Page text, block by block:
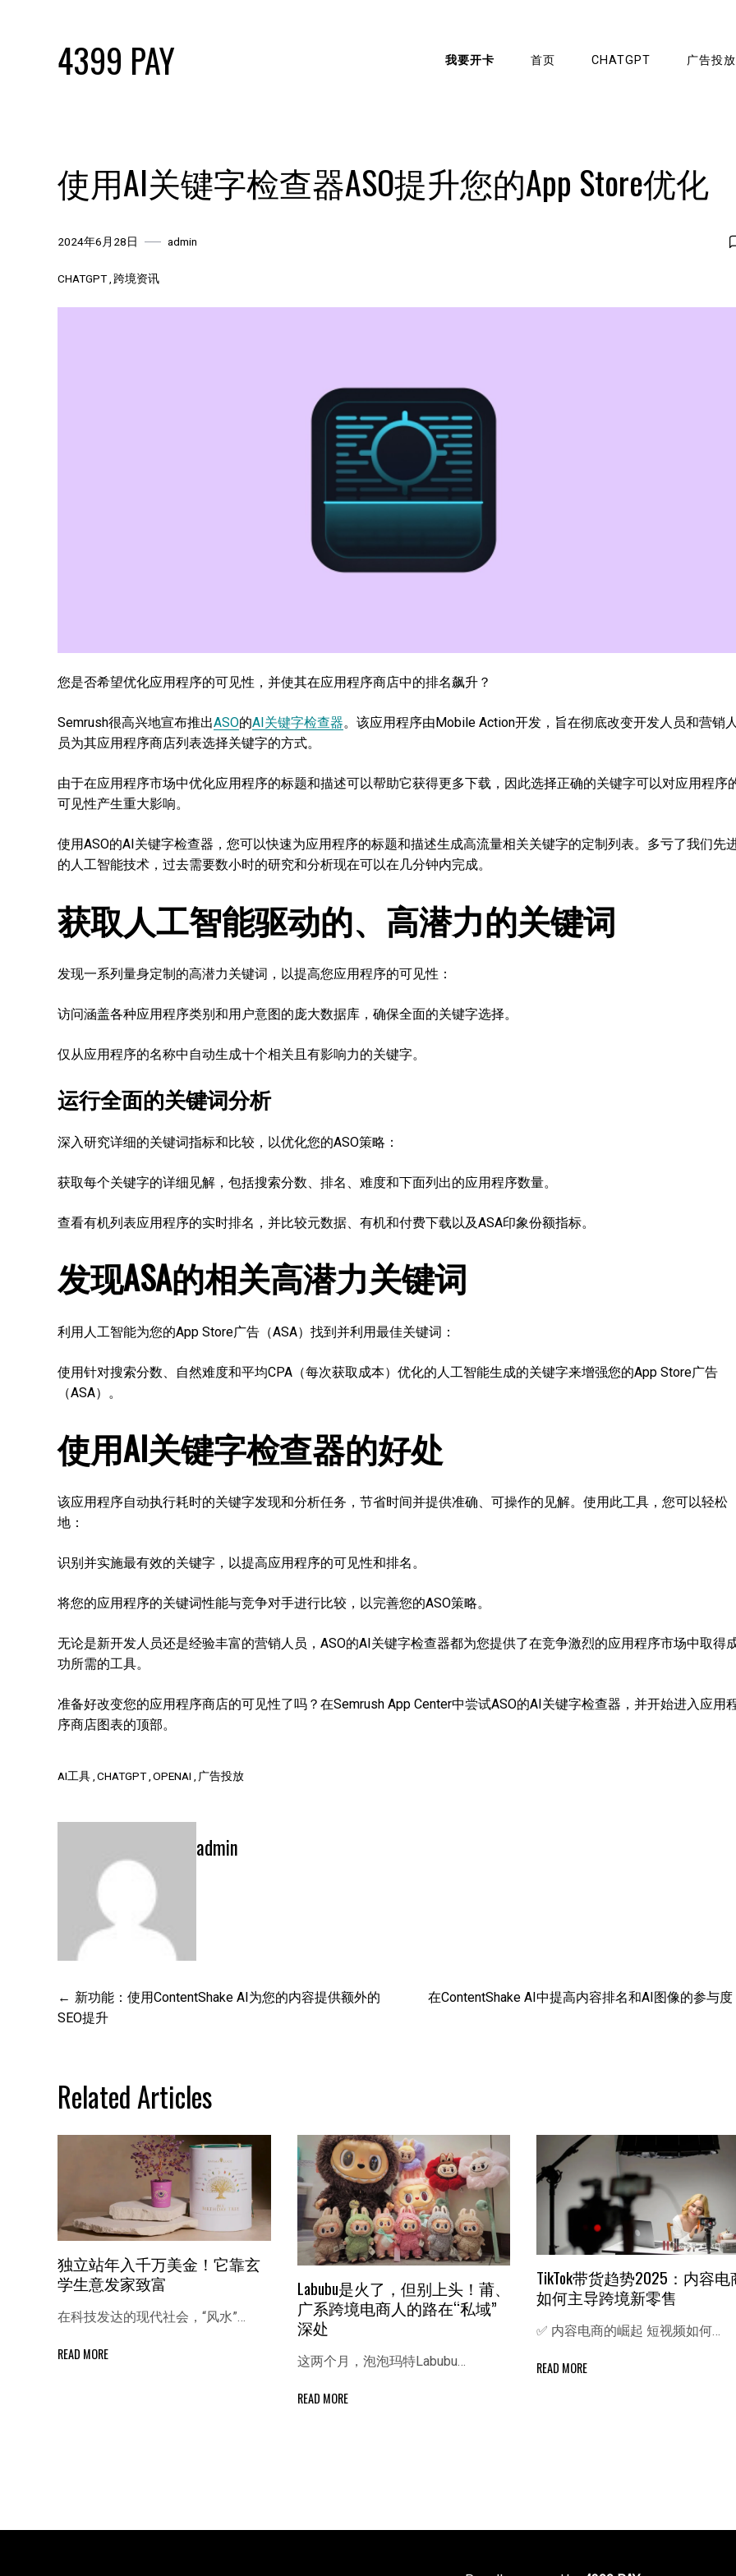
4399 PAY 我要开卡 首页 CHATGPT 广告投
使用AI关键字检查器ASO提升您的App Store优化
2024年6月28日 admin
CHATGPT 跨境资讯
您是否希望优化应用程序的可见性，并使其在应用程序商店中的排名飙升？
Semrush很高兴地宣布推出ASO的AI关键字检查器。该应用程序由Mobile Action开发，旨在彻底改变开发人员和营销
员为其应用程序商店列表选择关键字的方式。
由于在应用程序市场中优化应用程序的标题和描述可以帮助它获得更多下载，因此选择正确的关键字可以对应用程序
可见性产生重大影响。
使用ASO的AI关键字检查器，您可以快速为应用程序的标题和描述生成高流量相关关键字的定制列表。多亏了我们先
的人工智能技术，过去需要数小时的研究和分析现在可以在几分钟内完成。
获取人工智能驱动的、高潜力的关键词
发现一系列量身定制的高潜力关键词，以提高您应用程序的可见性：
访问涵盖各种应用程序类别和用户意图的庞大数据库，确保全面的关键字选择。
仅从应用程序的名称中自动生成十个相关且有影响力的关键字。
运行全面的关键词分析
深入研究详细的关键词指标和比较，以优化您的ASO策略：
获取每个关键字的详细见解，包括搜索分数、排名、难度和下面列出的应用程序数量。
查看有机列表应用程序的实时排名，并比较元数据、有机和付费下载以及ASA印象份额指标。
发现ASA的相关高潜力关键词
利用人工智能为您的App Store广告（ASA）找到并利用最佳关键词：
使用针对搜索分数、自然难度和平均CPA（每次获取成本）优化的人工智能生成的关键字来增强您的App Store广告
（ASA）。
使用AI关键字检查器的好处
该应用程序自动执行耗时的关键字发现和分析任务，节省时间并提供准确、可操作的见解。使用此工具，您可以轻松
地：
识别并实施最有效的关键字，以提高应用程序的可见性和排名。
将您的应用程序的关键词性能与竞争对手进行比较，以完善您的ASO策略。
无论是新开发人员还是经验丰富的营销人员，ASO的AI关键字检查器都为您提供了在竞争激烈的应用程序市场中取得
功所需的工具。
准备好改变您的应用程序商店的可见性了吗？在Semrush App Center中尝试ASO的AI关键字检查器，并开始进入应用
序商店图表的顶部。
AI工具 CHATGPT OPENAI 广告投放
admin
文
章
航
新功能：使用ContentShake AI为您的内容提供额外的
SEO提升
在ContentShake AI中提高内容排名和AI图像的参与度
Related Articles
独立站年入千万美金！它靠玄
学生意发家致富
在科技发达的现代社会，“风水”…
READ MORE
Labubu是火了，但别上头！莆、
广系跨境电商人的路在“私域”
深处
这两个月，泡泡玛特Labubu…
READ MORE
TikTok带货趋势2025：内容电
如何主导跨境新零售
✅ 内容电商的崛起 短视频如何…
READ MORE